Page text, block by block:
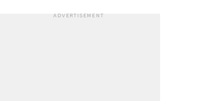
ADVERTISEMENT